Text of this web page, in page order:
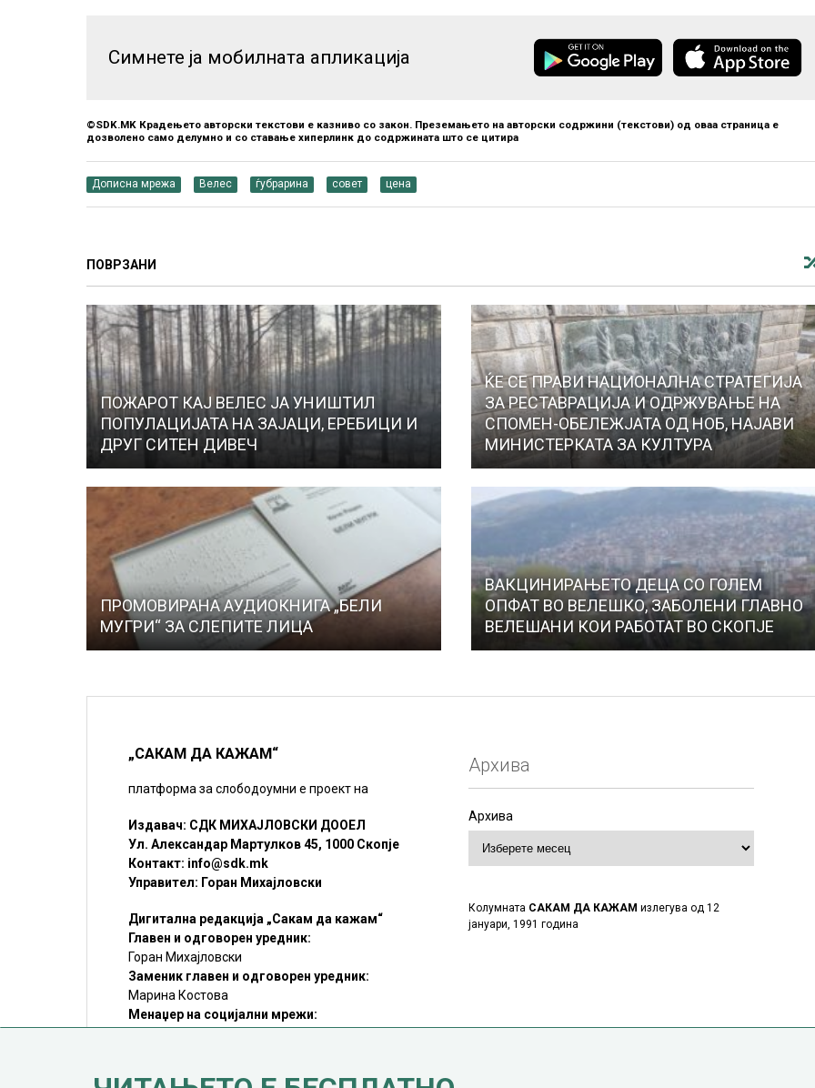
Симнете ја мобилната апликација
©SDK.MK Крадењето авторски текстови е казниво со закон. Преземањето на авторски содржини (текстови) од оваа страница е
дозволено само делумно и со ставање хиперлинк до содржината што се цитира
Дописна мрежа Велес ѓубрарина совет цена
ПОВРЗАНИ
ПОЖАРОТ КАЈ ВЕЛЕС ЈА УНИШТИЛ
ПОПУЛАЦИЈАТА НА ЗАЈАЦИ, ЕРЕБИЦИ И
ДРУГ СИТЕН ДИВЕЧ
ЌЕ СЕ ПРАВИ НАЦИОНАЛНА СТРАТЕГИЈА
ЗА РЕСТАВРАЦИЈА И ОДРЖУВАЊЕ НА
СПОМЕН-ОБЕЛЕЖЈАТА ОД НОБ, НАЈАВИ
МИНИСТЕРКАТА ЗА КУЛТУРА
ПРОМОВИРАНА АУДИОКНИГА „БЕЛИ
МУГРИ“ ЗА СЛЕПИТЕ ЛИЦА
ВАКЦИНИРАЊЕТО ДЕЦА СО ГОЛЕМ
ОПФАТ ВО ВЕЛЕШКО, ЗАБОЛЕНИ ГЛАВНО
ВЕЛЕШАНИ КОИ РАБОТАТ ВО СКОПЈЕ
„САКАМ ДА КАЖАМ“
платформа за слободоумни е проект на
Издавач: СДК МИХАЈЛОВСКИ ДООЕЛ
Ул. Александар Мартулков 45, 1000 Скопје
Контакт: info@sdk.mk
Управител: Горан Михајловски
Дигитална редакција „Сакам да кажам“
Главен и одговорен уредник:
Горан Михајловски
Заменик главен и одговорен уредник:
Марина Костова
Менаџер на социјални мрежи:
Мирослав Илиоски
Архива
Архива
Колумната САКАМ ДА КАЖАМ излегува од 12
јануари, 1991 година